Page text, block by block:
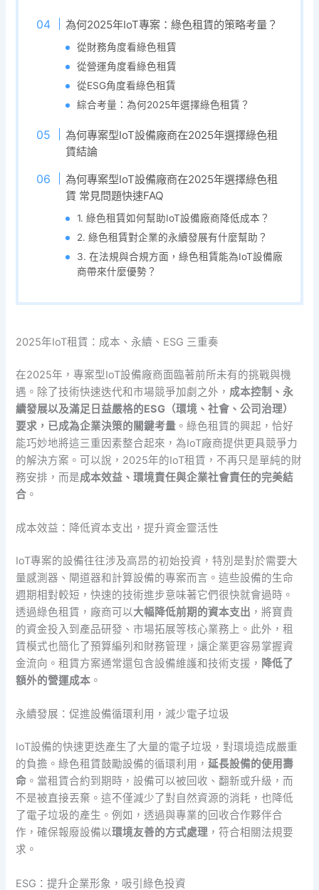
為何2025年IoT專案：綠色租賃的策略考量？
從財務角度看綠色租賃
從營運角度看綠色租賃
從ESG角度看綠色租賃
綜合考量：為何2025年選擇綠色租賃？
為何專案型IoT設備廠商在2025年選擇綠色租
賃結論
為何專案型IoT設備廠商在2025年選擇綠色租
賃 常見問題快速FAQ
1. 綠色租賃如何幫助IoT設備廠商降低成本？
2. 綠色租賃對企業的永續發展有什麼幫助？
3. 在法規與合規方面，綠色租賃能為IoT設備廠
商帶來什麼優勢？
2025年IoT租賃：成本、永續、ESG 三重奏
在2025年，專案型IoT設備廠商面臨著前所未有的挑戰與機
遇。除了技術快速迭代和市場競爭加劇之外， 成本控制、永
續發展以及滿足日益嚴格的ESG（環境、社會、公司治理）
要求，已成為企業決策的關鍵考量 。綠色租賃的興起，恰好
能巧妙地將這三重因素整合起來，為IoT廠商提供更具競爭力
的解決方案。可以說，2025年的IoT租賃，不再只是單純的財
務安排，而是成本效益、環境責任與企業社會責任的完美結
合 。
成本效益：降低資本支出，提升資金靈活性
IoT專案的設備往往涉及高昂的初始投資，特別是對於需要大
量感測器、閘道器和計算設備的專案而言。這些設備的生命
週期相對較短，快速的技術進步意味著它們很快就會過時。
透過綠色租賃，廠商可以大幅降低前期的資本支出 ，將寶貴
的資金投入到產品研發、市場拓展等核心業務上。此外，租
賃模式也簡化了預算編列和財務管理，讓企業更容易掌握資
金流向。租賃方案通常還包含設備維護和技術支援， 降低了
額外的營運成本 。
永續發展：促進設備循環利用，減少電子垃圾
IoT設備的快速更迭產生了大量的電子垃圾，對環境造成嚴重
的負擔。綠色租賃鼓勵設備的循環利用，延長設備的使用壽
命 。當租賃合約到期時，設備可以被回收、翻新或升級，而
不是被直接丟棄。這不僅減少了對自然資源的消耗，也降低
了電子垃圾的產生。例如，透過與專業的回收合作夥伴合
作，確保報廢設備以環境友善的方式處理 ，符合相關法規要
求。
ESG：提升企業形象，吸引綠色投資